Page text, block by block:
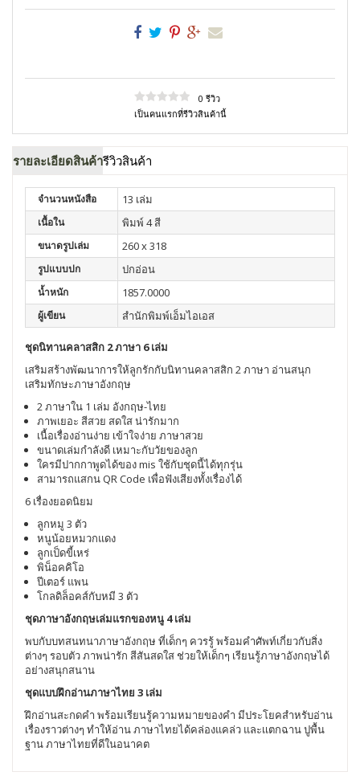
0 รีวิว
เป็นคนแรกที่รีวิวสินค้านี้
รายละเอียดสินค้ารีวิวสินค้า
จำนวนหนังสือ 13 เล่ม
เนื้อใน พิมพ์ 4 สี
ขนาดรูปเล่ม 260 x 318
รูปแบบปก ปกอ่อน
น้ำหนัก 1857.0000
ผู้เขียน สำนักพิมพ์เอ็มไอเอส
ชุดนิทานคลาสสิก 2 ภาษา 6 เล่ม
เสริมสร้างพัฒนาการให้ลูกรักกับนิทานคลาสสิก 2 ภาษา อ่านสนุก
เสริมทักษะภาษาอังกฤษ
2 ภาษาใน 1 เล่ม อังกฤษ-ไทย
ภาพเยอะ สีสวย สดใส น่ารักมาก
เนื้อเรื่องอ่านง่าย เข้าใจง่าย ภาษาสวย
ขนาดเล่มกำลังดี เหมาะกับวัยของลูก
ใครมีปากกาพูดได้ของ mis ใช้กับชุดนี้ได้ทุกรุ่น
สามารถแสกน QR Code เพื่อฟังเสียงทั้งเรื่องได้
6 เรื่องยอดนิยม
ลูกหมู 3 ตัว
หนูน้อยหมวกแดง
ลูกเป็ดขี้เหร่
พิน็อคคิโอ
ปีเตอร์ แพน
โกลดิล็อคส์กับหมี 3 ตัว
ชุดภาษาอังกฤษเล่มแรกของหนู 4 เล่ม
พบกับบทสนทนาภาษาอังกฤษ ที่เด็กๆ ควรรู้ พร้อมคำศัพท์เกี่ยวกับสิ่ง
ต่างๆ รอบตัว ภาพน่ารัก สีสันสดใส ช่วยให้เด็กๆ เรียนรู้ภาษาอังกฤษได้
อย่างสนุกสนาน
ชุดแบบฝึกอ่านภาษาไทย 3 เล่ม
ฝึกอ่านสะกดคำ พร้อมเรียนรู้ความหมายของคำ มีประโยคสำหรับอ่าน
เรื่องราวต่างๆ ทำให้อ่าน ภาษาไทยได้คล่องแคล่ว และเเตกฉาน ปูพื้น
ฐาน ภาษาไทยที่ดีในอนาคต